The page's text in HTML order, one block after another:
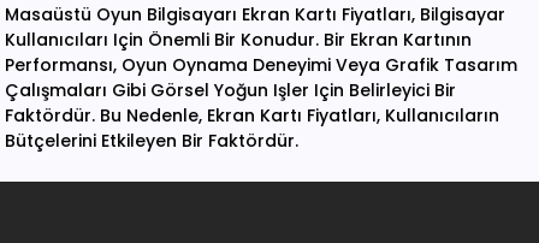
Masaüstü Oyun Bilgisayarı Ekran Kartı Fiyatları, Bilgisayar
Kullanıcıları Için Önemli Bir Konudur. Bir Ekran Kartının
Performansı, Oyun Oynama Deneyimi Veya Grafik Tasarım
Çalışmaları Gibi Görsel Yoğun Işler Için Belirleyici Bir
Faktördür. Bu Nedenle, Ekran Kartı Fiyatları, Kullanıcıların
Bütçelerini Etkileyen Bir Faktördür.